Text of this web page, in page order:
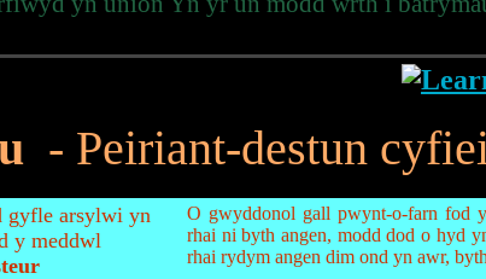
- Peiriant-destun
O gwyddonol gall pwynt-o-farn fod
rhai ni byth angen, modd dod o hyd
rhai rydym angen dim ond yn awr,
gyfle arsylwi yn
y meddwl